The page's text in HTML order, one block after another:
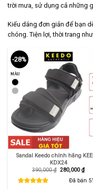
trời mưa, sử dụng cả những
Kiểu dáng đơn giản để bạn
chóng. Tiện lợi, thời trang
-28%
Sandal Keedo chính hãng
KDX24
390,000₫ Giá
280,000₫Giá
hiện
tại
Đã bán